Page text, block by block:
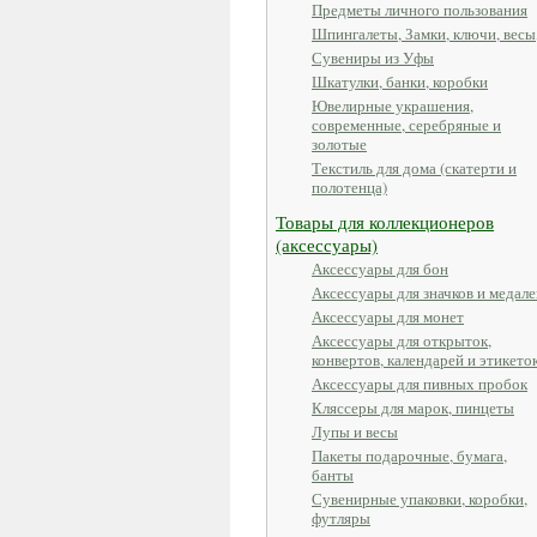
Предметы личного пользования
Шпингалеты, Замки, ключи,
Сувениры из Уфы
Шкатулки, банки, коробки
Ювелирные украшения,
современные, серебряные и
золотые
Текстиль для дома (скатерти и
полотенца)
Товары для коллекционеров
(аксессуары)
Аксессуары для бон
Аксессуары для значков и
Аксессуары для монет
Аксессуары для открыток,
конвертов, календарей и
Аксессуары для пивных пробок
Кляссеры для марок, пинцеты
Лупы и весы
Пакеты подарочные, бумага,
банты
Сувенирные упаковки, коробки,
футляры